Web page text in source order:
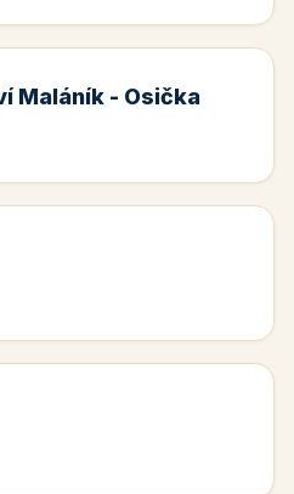
Maláník - Osička